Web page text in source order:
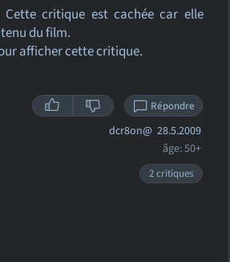
Cette critique est cachée car elle
du film.
afficher cette critique.
Répondre
dcr8on@ 28.5.2009
âge: 50+
2 critiques